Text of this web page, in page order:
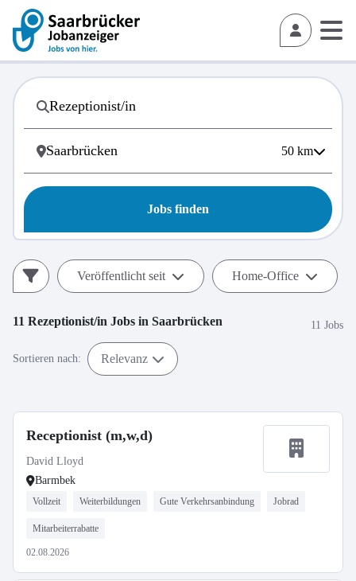
50 km
Jobs finden
Veröffentlicht seit Home-Office
11 Rezeptionist/in Jobs in Saarbrücken 11 Jobs
Sortieren nach: Relevanz
Receptionist (m,w,d)
David Lloyd
Barmbek
Vollzeit Weiterbildungen Gute Verkehrsanbindung Jobrad
Mitarbeiterrabatte
02.08.2026